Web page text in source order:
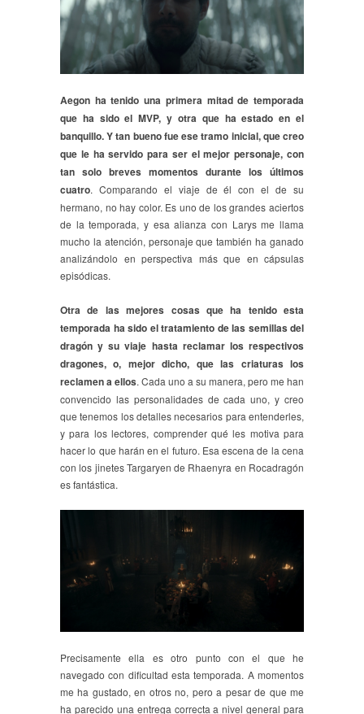
Aegon ha tenido una primera mitad de temporada
que ha sido el MVP, y otra que ha estado en el
banquillo. Y tan bueno fue ese tramo inicial, que creo
que le ha servido para ser el mejor personaje, con
tan solo breves momentos durante los últimos
cuatro. Comparando el viaje de él con el de su
hermano, no hay color. Es uno de los grandes aciertos
de la temporada, y esa alianza con Larys me llama
mucho la atención, personaje que también ha ganado
analizándolo en perspectiva más que en cápsulas
episódicas.
Otra de las mejores cosas que ha tenido esta
temporada ha sido el tratamiento de las semillas del
dragón y su viaje hasta reclamar los respectivos
dragones, o, mejor dicho, que las criaturas los
reclamen a ellos. Cada uno a su manera, pero me han
convencido las personalidades de cada uno, y creo
que tenemos los detalles necesarios para entenderles,
y para los lectores, comprender qué les motiva para
hacer lo que harán en el futuro. Esa escena de la cena
con los jinetes Targaryen de Rhaenyra en Rocadragón
es fantástica.
Precisamente ella es otro punto con el que he
navegado con dificultad esta temporada. A momentos
me ha gustado, en otros no, pero a pesar de que me
ha parecido una entrega correcta a nivel general para